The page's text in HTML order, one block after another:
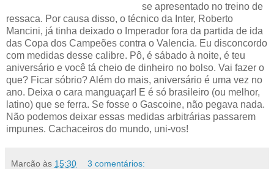
se apresentado no treino de
ressaca. Por causa disso, o técnico da Inter, Roberto
Mancini, já tinha deixado o Imperador fora da partida de ida
das Copa dos Campeões contra o Valencia. Eu disconcordo
com medidas desse calibre. Pô, é sábado à noite, é teu
aniversário e você tá cheio de dinheiro no bolso. Vai fazer o
que? Ficar sóbrio? Além do mais, aniversário é uma vez no
ano. Deixa o cara manguaçar! E é só brasileiro (ou melhor,
latino) que se ferra. Se fosse o Gascoine, não pegava nada.
Não podemos deixar essas medidas arbitrárias passarem
impunes. Cachaceiros do mundo, uni-vos!
Marcão às 15:30 3 comentários: